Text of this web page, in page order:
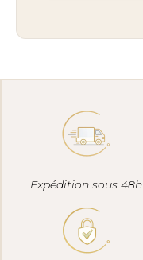
Expédition sous 48h